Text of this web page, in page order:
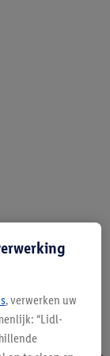
, verwerken uw
“Lidl-